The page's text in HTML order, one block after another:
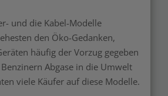
und die Kabel-Modelle
den Öko-Gedanken,
häufig der Vorzug gegeben
Abgase in die Umwelt
viele Käufer auf diese Modelle.